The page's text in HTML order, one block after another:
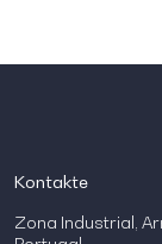
Kontakte
Zona Industrial,